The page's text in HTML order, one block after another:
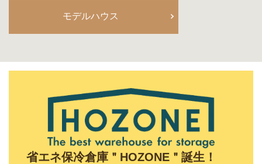
モデルハウス
省エネ保冷倉庫＂HOZONE＂誕生！